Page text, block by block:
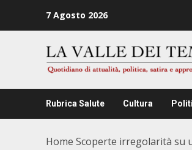
7 Agosto 2026
Rubrica Salute Cultura
Home Scoperte irregolarità su